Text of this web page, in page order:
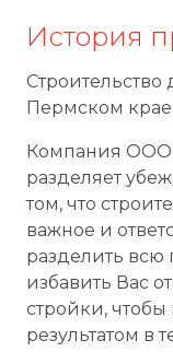
История
Пермском крае
Компания
разделяет
том, что
важное и
разделить всю
избавить Вас
стройки,
результатом в